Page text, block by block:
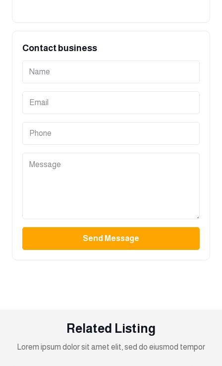
Contact business
Send Message
Related Listing
Lorem ipsum dolor sit amet elit, sed do eiusmod tempor